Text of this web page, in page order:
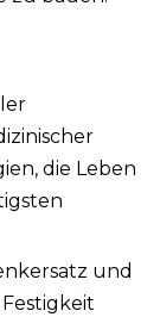
die Leben
und